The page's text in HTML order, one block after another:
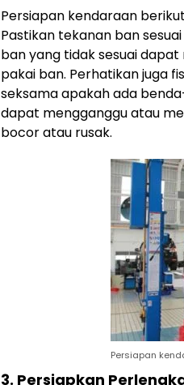
Persiapan kendaraan
Pastikan tekanan ban
ban yang tidak sesuai
pakai ban. Perhatikan juga
seksama apakah ada
dapat mengganggu atau
bocor atau rusak.
Persiapan
3. Persiapkan